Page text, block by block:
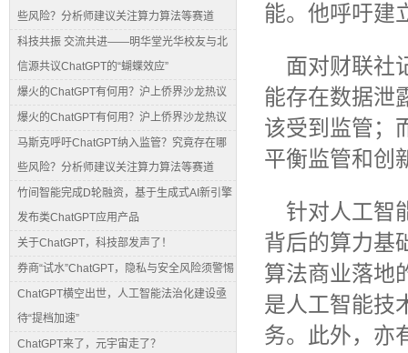
些风险？分析师建议关注算力算法等赛道
科技共振 交流共进——明华堂光华校友与北
信源共议ChatGPT的“蝴蝶效应”
爆火的ChatGPT有何用？沪上侨界沙龙热议
爆火的ChatGPT有何用？沪上侨界沙龙热议
马斯克呼吁ChatGPT纳入监管？究竟存在哪
些风险？分析师建议关注算力算法等赛道
竹间智能完成D轮融资，基于生成式AI新引擎
发布类ChatGPT应用产品
关于ChatGPT，科技部发声了！
券商“试水”ChatGPT，隐私与安全风险须警惕
ChatGPT横空出世，人工智能法治化建设亟
待“提档加速”
ChatGPT来了，元宇宙走了？
能。他呼吁建
面对财联社
能存在数据泄
该受到监管；
平衡监管和创
针对人工智
背后的算力基
算法商业落地
是人工智能技
务。此外，亦